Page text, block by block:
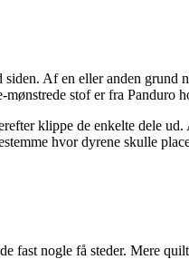
Af en eller anden grund
stof er fra Panduro
klippe de enkelte dele
hvor dyrene skulle
fast nogle få steder. Mere